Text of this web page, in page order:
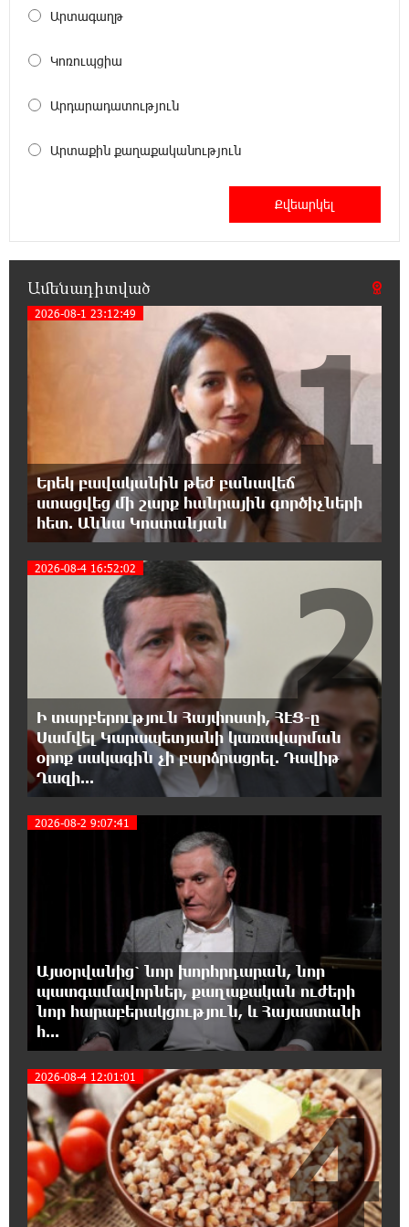
Երևանում և մարզերում էլեկտրաէներգիայի
Ստեփանավանում ռուս կին է փորձել
ԵԱՏՄ֊ն չի ուզում, որ իր միջոցներով
զարգանա Հայաստանի տնտեսությունը ու
հետո գնա ԵՄ. Արշակ Կարապետյան
ԱՄՆ վերաքննիչ դատարանը արգելափակել
է Թրամփի 400 միլիոն դոլար արժողությամբ
Սպիտակ տան պարահանդեսային դահլիճի նախագիծը
21:03:44 7-08-2026
Կաթողիկոսի նկատմամբ իրականացվող
բռնադատավարությունը միահեծան
իշխանության հետևանք է. Հանրային Դաշինք
20:59:50 7-08-2026
Մեր երկրում իշխանության և ընդդիմության
անվերջանալի պայքարում տուժում է միայն
ու միայն ՀՀ քաղաքացին. Աննա Կոստանյան
20:49:35 7-08-2026
Փրկարարները հայտանաբերել են մոլորված
զբոսաշրջիկներին
20:39:24 7-08-2026
ԼՀԿ-ն պահանջում է դադարեցնել Գարեգին
Բ-ի և եպիսկոպոսների դեմ քրեական
հետապնդումը
20:30:30 7-08-2026
Սարյան փողոցի բնակարաններից մեկում
պայթյունի հետևանքով 55-ամյա
տղամարդը այրվածքներով տեղափոխվել է
«Այրվածքաբանության ազգային կենտրոն»
20:11:48 7-08-2026
Սլովակիայի արևելքում արտակարգ
դրություն է հայտարարվել շոգի ալիքների
պատճառով
19:53:41 7-08-2026
Երթևեկության կազմակերպման
19:35:21 7-08-2026
Հայաստանի հավաքականի նախկին
մարզիչը կգլխավորի Ղազախստանի
հավաքականը
19:17:59 7-08-2026
Արտագաղթ
Կոռուպցիա
Արդարադատություն
Արտաքին քաղաքականություն
Ամենադիտված
2026-08-1 23:12:49
Երեկ բավականին թեժ բանավեճ
ստացվեց մի շարք հանրային գործիչների
հետ. Աննա Կոստանյան
1
2026-08-4 16:52:02
Ի տարբերություն Հայփոստի, ՀԷՑ-ը
Սամվել Կարապետյանի կառավարման
օրոք սակագին չի բարձրացրել. Դավիթ
Ղազի...
2
2026-08-2 9:07:41
Այսօրվանից՝ նոր խորհրդարան, նոր
պատգամավորներ, քաղաքական ուժերի
նոր հարաբերակցություն, և Հայաստանի
հ...
3
2026-08-4 12:01:01
4